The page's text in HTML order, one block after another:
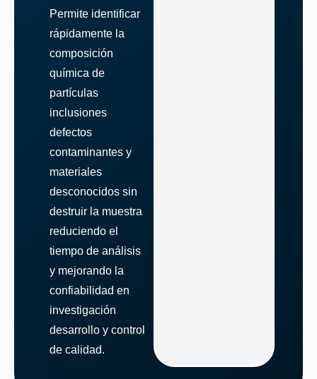
Permite identificar
rápidamente la
composición
química de
partículas
inclusiones
defectos
contaminantes y
materiales
desconocidos sin
destruir la muestra
reduciendo el
tiempo de análisis
y mejorando la
confiabilidad en
investigación
desarrollo y control
de calidad.